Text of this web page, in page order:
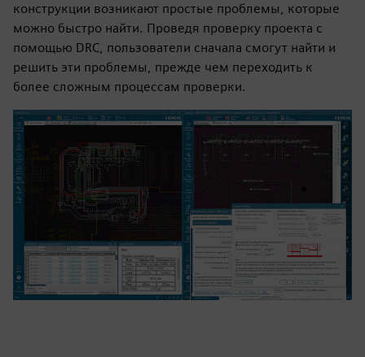
конструкции возникают простые проблемы, которые
можно быстро найти. Проведя проверку проекта с
помощью DRC, пользователи сначала смогут найти и
решить эти проблемы, прежде чем переходить к
более сложным процессам проверки.